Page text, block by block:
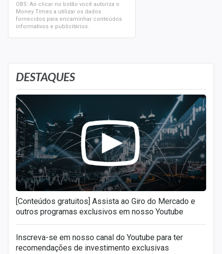
DESTAQUES
[Conteúdos gratuitos] Assista ao Giro do Mercado e
outros programas exclusivos em nosso Youtube
Inscreva-se em nosso canal do Youtube para ter
recomendações de investimento exclusivas
OBS: Ao clicar no botão você autoriza o
Money Times a utilizar os dados
fornecidos para encaminhar conteúdos
informativos e publicitários.